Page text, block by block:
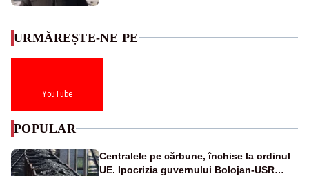
URMĂREȘTE-NE PE
YouTube
POPULAR
Centralele pe cărbune, închise la ordinul
UE. Ipocrizia guvernului Bolojan-USR